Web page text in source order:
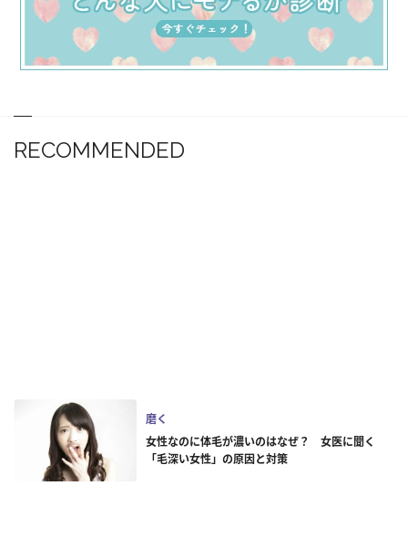
RECOMMENDED
磨く
女性なのに体毛が濃いのはなぜ？ 女医に聞く
「毛深い女性」の原因と対策